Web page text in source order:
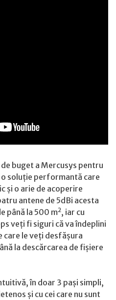
buget a Mercusys pentru
soluție performantă care
și o arie de acoperire
antene de 5dBi acesta
până la 500 m2, iar cu
veți fi siguri că va îndeplini
care le veți desfășura
la descărcarea de fișiere
în doar 3 pași simpli,
și cu cei care nu sunt